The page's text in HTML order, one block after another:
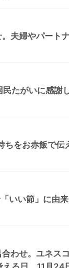
夫婦やパート
たがいに感謝
ちをお赤飯で伝
いい節」に由
わせ。ユネス